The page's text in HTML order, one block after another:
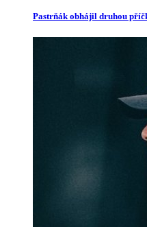
Pastrňák obhájil druhou